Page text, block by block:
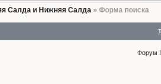
Салда и Нижняя Салда» Форма поиска
Форум